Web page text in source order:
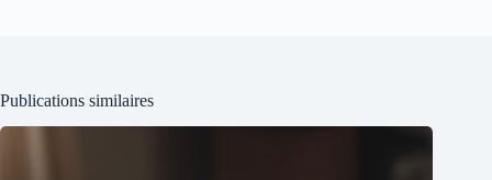
Publications similaires